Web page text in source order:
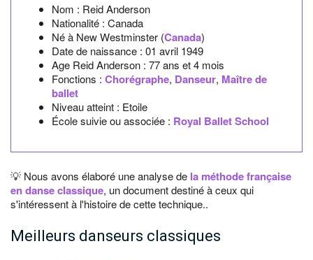
Nom : Reid Anderson
Nationalité : Canada
Né à New Westminster (Canada)
Date de naissance : 01 avril 1949
Age Reid Anderson : 77 ans et 4 mois
Fonctions : Chorégraphe, Danseur, Maître de
ballet
Niveau atteint : Etoile
École suivie ou associée : Royal Ballet School
💡 Nous avons élaboré une analyse de la méthode française
en danse classique, un document destiné à ceux qui
s'intéressent à l'histoire de cette technique..
Meilleurs danseurs classiques